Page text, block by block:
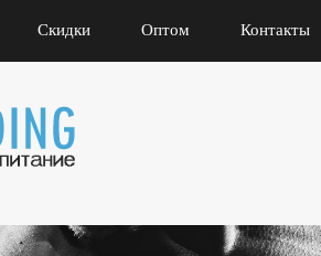
Скидки Оптом Контакты